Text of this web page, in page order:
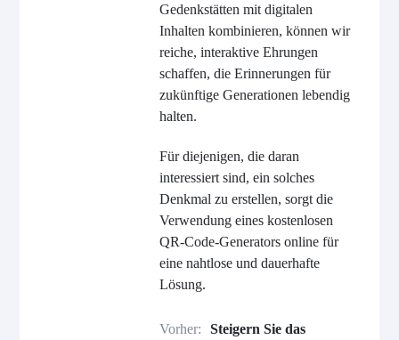
Gedenkstätten mit digitalen
Inhalten kombinieren, können wir
reiche, interaktive Ehrungen
schaffen, die Erinnerungen für
zukünftige Generationen lebendig
halten.
Für diejenigen, die daran
interessiert sind, ein solches
Denkmal zu erstellen, sorgt die
Verwendung eines kostenlosen
QR-Code-Generators online für
eine nahtlose und dauerhafte
Lösung.
Vorher:
Steigern Sie das